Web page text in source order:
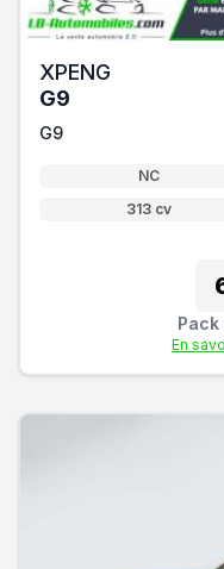
XPENG
G9
G9
NC
313 cv
En